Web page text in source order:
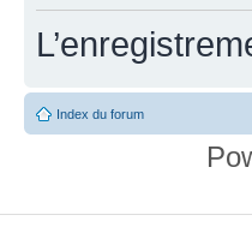
Index du forum